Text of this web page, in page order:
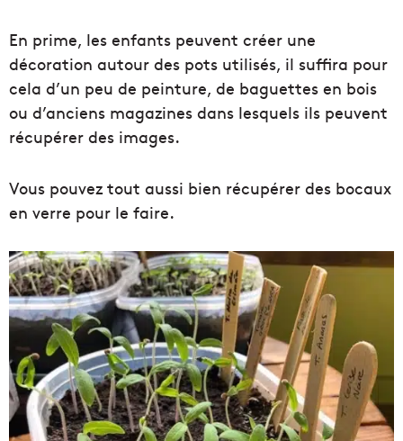
En prime, les enfants peuvent créer une
décoration autour des pots utilisés, il suffira pour
cela d’un peu de peinture, de baguettes en bois
ou d’anciens magazines dans lesquels ils peuvent
récupérer des images.
Vous pouvez tout aussi bien récupérer des bocaux
en verre pour le faire.